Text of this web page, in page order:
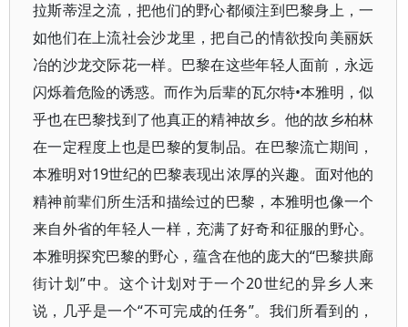
拉斯蒂涅之流，把他们的野心都倾注到巴黎身上，一
如他们在上流社会沙龙里，把自己的情欲投向美丽妖
冶的沙龙交际花一样。巴黎在这些年轻人面前，永远
闪烁着危险的诱惑。而作为后辈的瓦尔特•本雅明，似
乎也在巴黎找到了他真正的精神故乡。他的故乡柏林
在一定程度上也是巴黎的复制品。在巴黎流亡期间，
本雅明对19世纪的巴黎表现出浓厚的兴趣。面对他的
精神前辈们所生活和描绘过的巴黎，本雅明也像一个
来自外省的年轻人一样，充满了好奇和征服的野心。
本雅明探究巴黎的野心，蕴含在他的庞大的“巴黎拱廊
街计划”中。这个计划对于一个20世纪的异乡人来
说，几乎是一个“不可完成的任务”。我们所看到的，